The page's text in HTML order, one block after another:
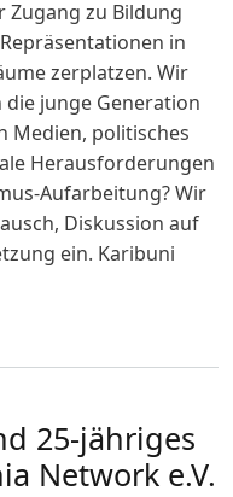
Zugang zu Bildung
in
zerplatzen. Wir
junge Generation
Medien, politisches
Herausforderungen
Aufarbeitung? Wir
Diskussion auf
ein. Karibuni
25-jähriges
Network e.V.